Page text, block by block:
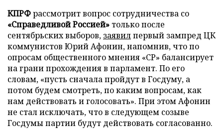
КПРФрассмотрит вопрос сотрудничества со
«Справедливой Россией» только после
сентябрьских выборов, заявилпервый зампред ЦК
коммунистов Юрий Афонин, напомнив, что по
опросам общественного мнения «СР» балансирует
на грани прохождения в парламент. По его
словам, «пусть сначала пройдут в Госдуму, а
потом будем смотреть, по каким вопросам, как
нам действовать и голосовать». При этом Афонин
не стал исключать, что в следующем созыве
Госдумы партии будут действовать согласованно.